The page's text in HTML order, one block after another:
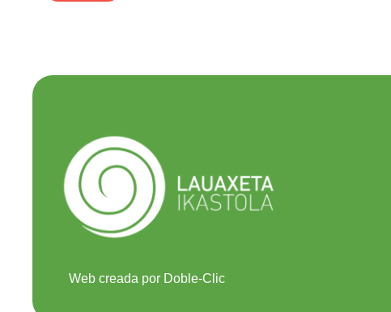
Web creada por Doble-Clic